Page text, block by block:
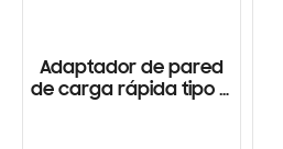
Adaptador de pared
de carga rápida tipo C